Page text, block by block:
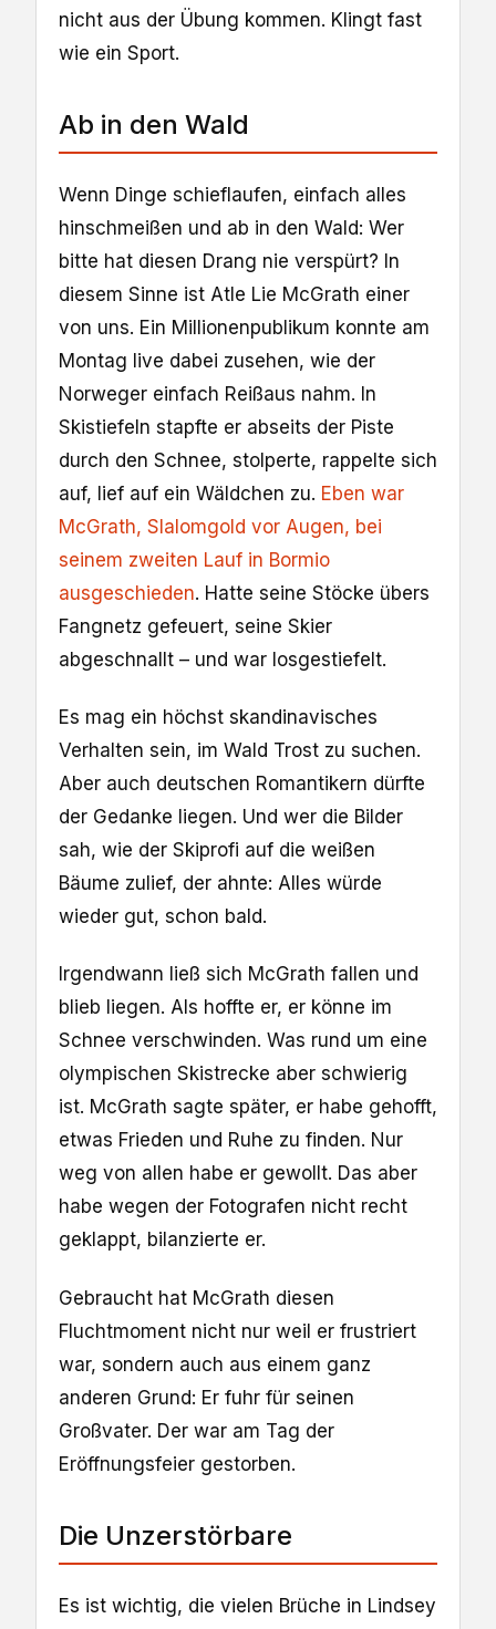
nicht aus der Übung kommen. Klingt fast
wie ein Sport.
Ab in den Wald
Wenn Dinge schieflaufen, einfach alles
hinschmeißen und ab in den Wald: Wer
bitte hat diesen Drang nie verspürt? In
diesem Sinne ist Atle Lie McGrath einer
von uns. Ein Millionenpublikum konnte am
Montag live dabei zusehen, wie der
Norweger einfach Reißaus nahm. In
Skistiefeln stapfte er abseits der Piste
durch den Schnee, stolperte, rappelte sich
auf, lief auf ein Wäldchen zu. Eben war
McGrath, Slalomgold vor Augen, bei
seinem zweiten Lauf in Bormio
ausgeschieden. Hatte seine Stöcke übers
Fangnetz gefeuert, seine Skier
abgeschnallt – und war losgestiefelt.
Es mag ein höchst skandinavisches
Verhalten sein, im Wald Trost zu suchen.
Aber auch deutschen Romantikern dürfte
der Gedanke liegen. Und wer die Bilder
sah, wie der Skiprofi auf die weißen
Bäume zulief, der ahnte: Alles würde
wieder gut, schon bald.
Irgendwann ließ sich McGrath fallen und
blieb liegen. Als hoffte er, er könne im
Schnee verschwinden. Was rund um eine
olympischen Skistrecke aber schwierig
ist. McGrath sagte später, er habe gehofft,
etwas Frieden und Ruhe zu finden. Nur
weg von allen habe er gewollt. Das aber
habe wegen der Fotografen nicht recht
geklappt, bilanzierte er.
Gebraucht hat McGrath diesen
Fluchtmoment nicht nur weil er frustriert
war, sondern auch aus einem ganz
anderen Grund: Er fuhr für seinen
Großvater. Der war am Tag der
Eröffnungsfeier gestorben.
Die Unzerstörbare
Es ist wichtig, die vielen Brüche in Lindsey